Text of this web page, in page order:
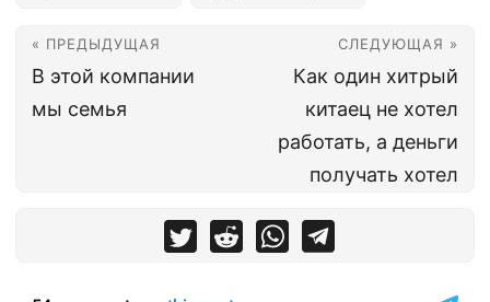
« ПРЕДЫДУЩАЯ
В этой компании
мы семья
СЛЕДУЮЩАЯ »
Как один хитрый
китаец не хотел
работать, а деньги
получать хотел